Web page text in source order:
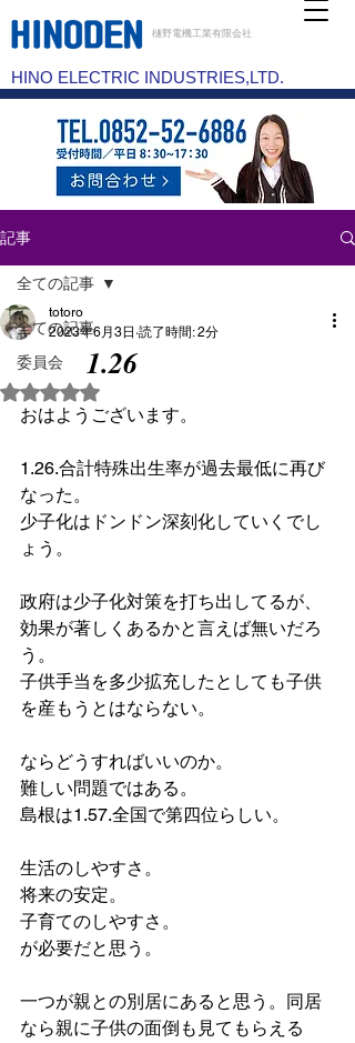
樋野電機工業有限会社
HINO ELECTRIC INDUSTRIES,LTD.
記事
全ての記事
委員会
全ての記事
1.26
totoro
2023年6月3日 読了時間: 2分
5つ星のうちNaNと評価されています。
おはようございます。
1.26.合計特殊出生率が過去最低に再び
なった。
少子化はドンドン深刻化していくでし
ょう。
政府は少子化対策を打ち出してるが、
効果が著しくあるかと言えば無いだろ
う。
子供手当を多少拡充したとしても子供
を産もうとはならない。
ならどうすればいいのか。
難しい問題ではある。
島根は1.57.全国で第四位らしい。
生活のしやすさ。
将来の安定。
子育てのしやすさ。
が必要だと思う。
一つが親との別居にあると思う。同居
なら親に子供の面倒も見てもらえる